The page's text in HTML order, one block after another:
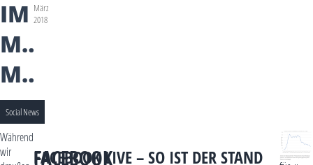
IM
MONAT
MÄRZ
März
2018
Social News
Während
wir
FACEBOOK
FACEBOOK LIVE – SO IST DER STAND
Schlechte
Zeiten